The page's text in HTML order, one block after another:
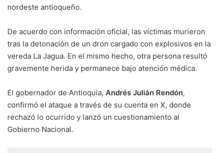
nordeste antioqueño.
De acuerdo con información oficial, las víctimas murieron
tras la detonación de un dron cargado con explosivos en la
vereda La Jagua. En el mismo hecho, otra persona resultó
gravemente herida y permanece bajo atención médica.
El gobernador de Antioquia, Andrés Julián Rendón,
confirmó el ataque a través de su cuenta en X, donde
rechazó lo ocurrido y lanzó un cuestionamiento al
Gobierno Nacional.